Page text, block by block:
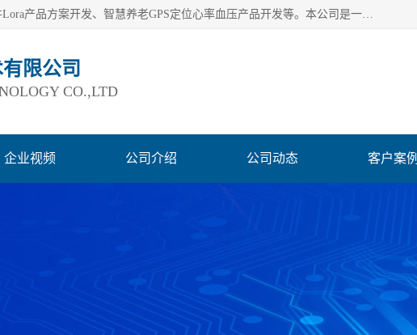
深圳市巨欣通讯技术有限公司是应用领域有：智能硬件Lora产品方案开发、智慧养老GPS定位心率血压产品开发等。本公司是一家民营高新技术企业、行业成员之一的智能硬件方案提供商，公司致力于为智能物联领域提供硬件解决方案。公司可满足不同类型客户采购需要，巨欣通讯切身体会客户对服务及时性的要求，建立了完善的售后服务系统，运用先进的互联网工具为客户提供及时、周到的服务！
限公司
CO.,LTD
企业视频 公司介绍 公司动态 客户案例